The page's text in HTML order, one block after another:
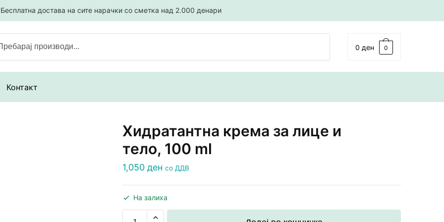
Бесплатна достава на сите нарачки со сметка над 2.000 денари
0 ден 0
Контакт
Хидратантна крема за лице и
тело, 100 ml
1,050ден со ДДВ
На залиха
Хидратантна